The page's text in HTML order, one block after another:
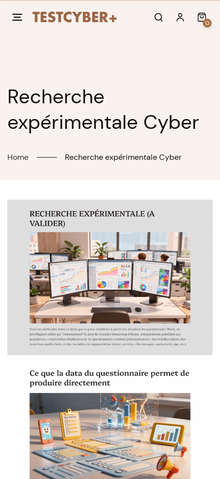
0
Recherche
expérimentale Cyber
Home Recherche expérimentale Cyber